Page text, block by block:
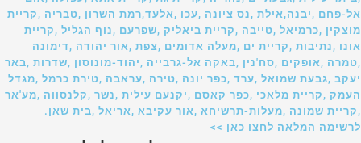
אל-פחם ,יבנה,אילת ,נס ציונה ,עכו ,אלעד,רמת השרון ,טבריה ,קריית
מוצקין ,כרמיאל ,טייבה ,קריית ביאליק ,שפרעם ,נוף הגליל ,קריית
אונו ,נתיבות ,קריית ים ,מעלה אדומים ,צפת ,אור יהודה ,דימונה
,טמרה ,אופקים ,סח'נין ,באקה אל-גרבייה ,יהוד-מונוסון ,שדרות ,באר
יעקב ,גבעת שמואל ,ערד ,כפר יונה ,טירה ,עראבה ,טירת כרמל ,מגדל
העמק ,קריית מלאכי ,כפר קאסם ,יקנעם עילית ,נשר ,קלנסווה ,מע'אר
,קריית שמונה ,מעלות-תרשיחא ,אור עקיבא ,אריאל ,בית שאן.
לרשימה המלאה לחצו כאן >>